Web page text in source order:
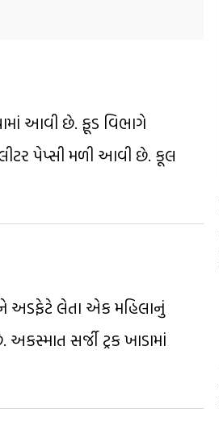
આવી છે. ફૂડ વિભાગે
લીટર પેપ્સી મળી આવી છે. કૂલ
અડફેટે લેતા એક મહિલાનું
સર્જી ટ્રક ખાડામાં